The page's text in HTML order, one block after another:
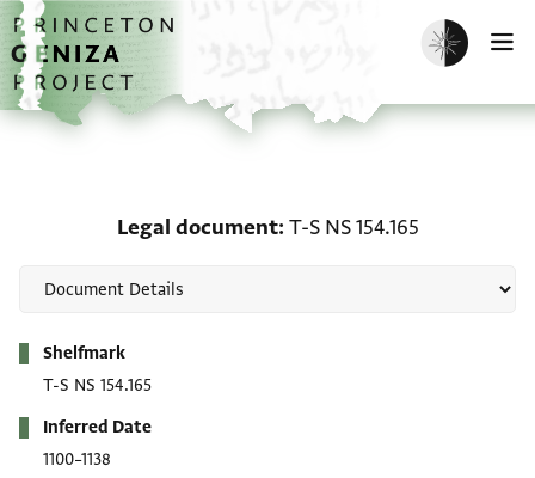
Skip to main content
home
Enable dark
Legal document T-S NS 154.165
Shelfmark
T-S NS 154.165
Inferred Date
1100–1138